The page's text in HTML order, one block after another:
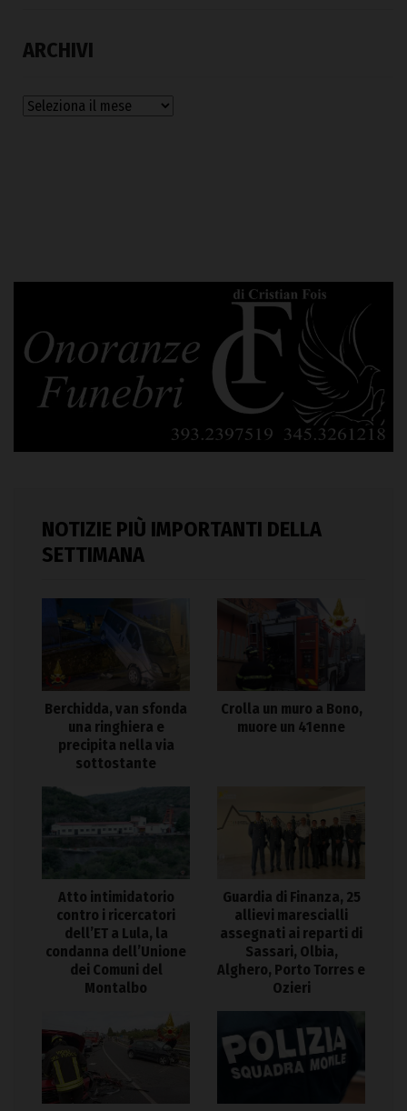
ARCHIVI
Archivi
NOTIZIE PIÙ IMPORTANTI DELLA
SETTIMANA
Berchidda, van sfonda
una ringhiera e
precipita nella via
sottostante
Crolla un muro a Bono,
muore un 41enne
Atto intimidatorio
contro i ricercatori
dell’ET a Lula, la
condanna dell’Unione
dei Comuni del
Montalbo
Guardia di Finanza, 25
allievi marescialli
assegnati ai reparti di
Sassari, Olbia,
Alghero, Porto Torres e
Ozieri